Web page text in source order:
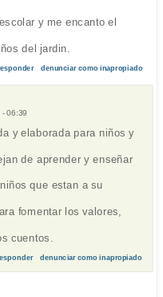
y me encanto el
del jardin.
denunciar como inapropiado
06:39
y elaborada para niños y
de aprender y enseñar
que estan a su
fomentar los valores,
cuentos.
denunciar como inapropiado